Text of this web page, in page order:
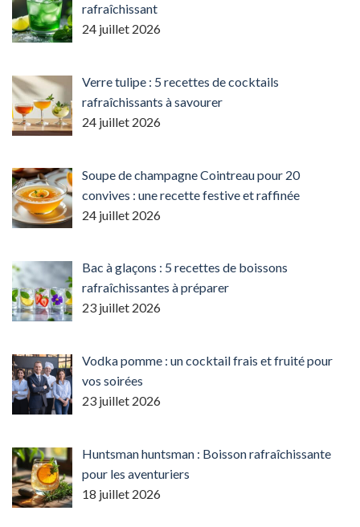
rafraîchissant
24 juillet 2026
Verre tulipe : 5 recettes de cocktails
rafraîchissants à savourer
24 juillet 2026
Soupe de champagne Cointreau pour 20
convives : une recette festive et raffinée
24 juillet 2026
Bac à glaçons : 5 recettes de boissons
rafraîchissantes à préparer
23 juillet 2026
Vodka pomme : un cocktail frais et fruité pour
vos soirées
23 juillet 2026
Huntsman huntsman : Boisson rafraîchissante
pour les aventuriers
18 juillet 2026